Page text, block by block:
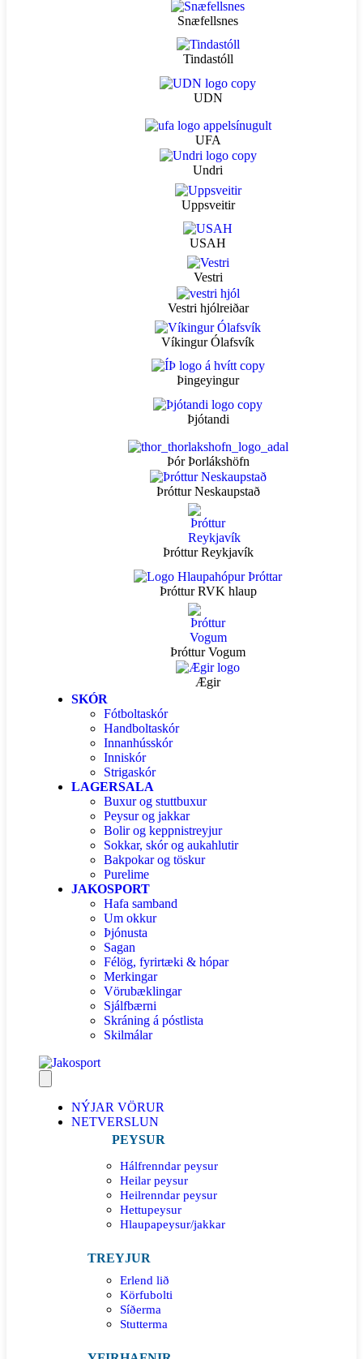
Snæfellsnes
Tindastóll
UDN
UFA
Undri
Uppsveitir
USAH
Vestri
Vestri hjólreiðar
Víkingur Ólafsvík
Þingeyingur
Þjótandi
Þór Þorlákshöfn
Þróttur Neskaupstað
Þróttur Reykjavík
Þróttur RVK hlaup
Þróttur Vogum
Ægir
SKÓR
Fótboltaskór
Handboltaskór
Innanhússkór
Inniskór
Strigaskór
LAGERSALA
Buxur og stuttbuxur
Peysur og jakkar
Bolir og keppnistreyjur
Sokkar, skór og aukahlutir
Bakpokar og töskur
Purelime
JAKOSPORT
Hafa samband
Um okkur
Þjónusta
Sagan
Félög, fyrirtæki & hópar
Merkingar
Vörubæklingar
Sjálfbærni
Skráning á póstlista
Skilmálar
NÝJAR VÖRUR
NETVERSLUN
PEYSUR
Hálfrenndar peysur
Heilar peysur
Heilrenndar peysur
Hettupeysur
Hlaupapeysur/jakkar
TREYJUR
Erlend lið
Körfubolti
Síðerma
Stutterma